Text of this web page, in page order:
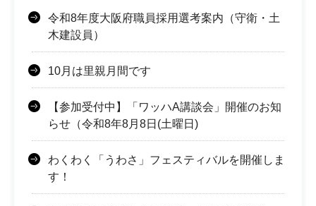
令和8年度大阪府職員採用選考案内（守衛・土
木建設員）
10月は里親月間です
【参加受付中】「ワッハA講談会」開催のお知
らせ（令和8年8月8日(土曜日)
わくわく「うわさ」フェスティバルを開催しま
す！